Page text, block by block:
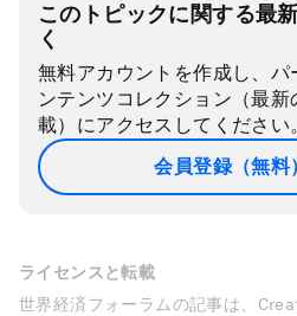
このトピックに関する最
く
無料アカウントを作成し、パ
ンテンツコレクション（最
載）にアクセスしてください
会員登録（無料
ライセンスと転載
世界経済フォーラムの記事は、